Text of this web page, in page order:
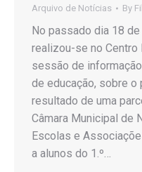
Arquivo de Notícias By
No passado dia 18
realizou-se no Centro
sessão de
de educação, sobre o
resultado de uma
Câmara Municipal de
Escolas e
a alunos do 1.º…